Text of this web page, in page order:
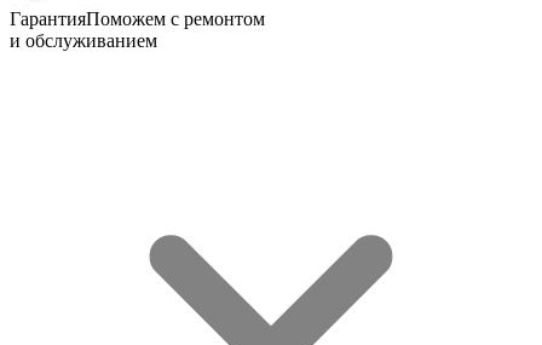
ГарантияПоможем с ремонтом
и обслуживанием